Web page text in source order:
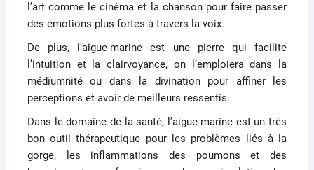
l’art comme le cinéma et la chanson pour faire passer
des émotions plus fortes à travers la voix.
De plus, l’aigue-marine est une pierre qui facilite
l’intuition et la clairvoyance, on l’emploiera dans la
médiumnité ou dans la divination pour affiner les
perceptions et avoir de meilleurs ressentis.
Dans le domaine de la santé, l’aigue-marine est un très
bon outil thérapeutique pour les problèmes liés à la
gorge, les inflammations des poumons et des